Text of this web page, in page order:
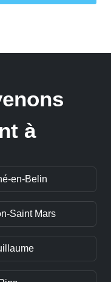
à
en-Belin
Saint Mars